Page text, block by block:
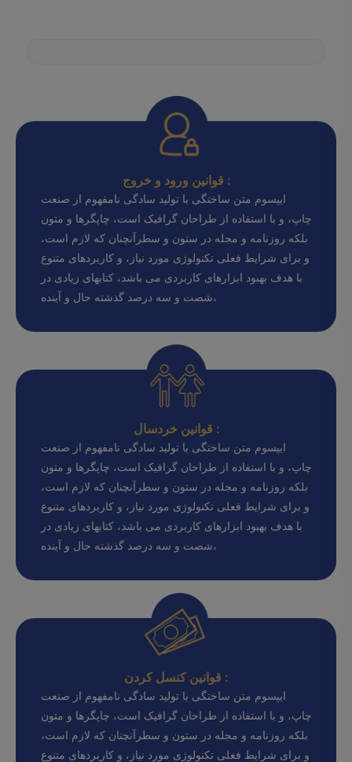
قوانین ورود و خروج :
ایپسوم متن ساختگی با تولید سادگی نامفهوم از صنعت
چاپ، و با استفاده از طراحان گرافیک است، چاپگرها و متون
بلکه روزنامه و مجله در ستون و سطرآنچنان که لازم است،
و برای شرایط فعلی تکنولوژی مورد نیاز، و کاربردهای متنوع
با هدف بهبود ابزارهای کاربردی می باشد، کتابهای زیادی در
شصت و سه درصد گذشته حال و آینده،
قوانین خردسال :
ایپسوم متن ساختگی با تولید سادگی نامفهوم از صنعت
چاپ، و با استفاده از طراحان گرافیک است، چاپگرها و متون
بلکه روزنامه و مجله در ستون و سطرآنچنان که لازم است،
و برای شرایط فعلی تکنولوژی مورد نیاز، و کاربردهای متنوع
با هدف بهبود ابزارهای کاربردی می باشد، کتابهای زیادی در
شصت و سه درصد گذشته حال و آینده،
قوانین کنسل کردن :
ایپسوم متن ساختگی با تولید سادگی نامفهوم از صنعت
چاپ، و با استفاده از طراحان گرافیک است، چاپگرها و متون
بلکه روزنامه و مجله در ستون و سطرآنچنان که لازم است،
و برای شرایط فعلی تکنولوژی مورد نیاز، و کاربردهای متنوع